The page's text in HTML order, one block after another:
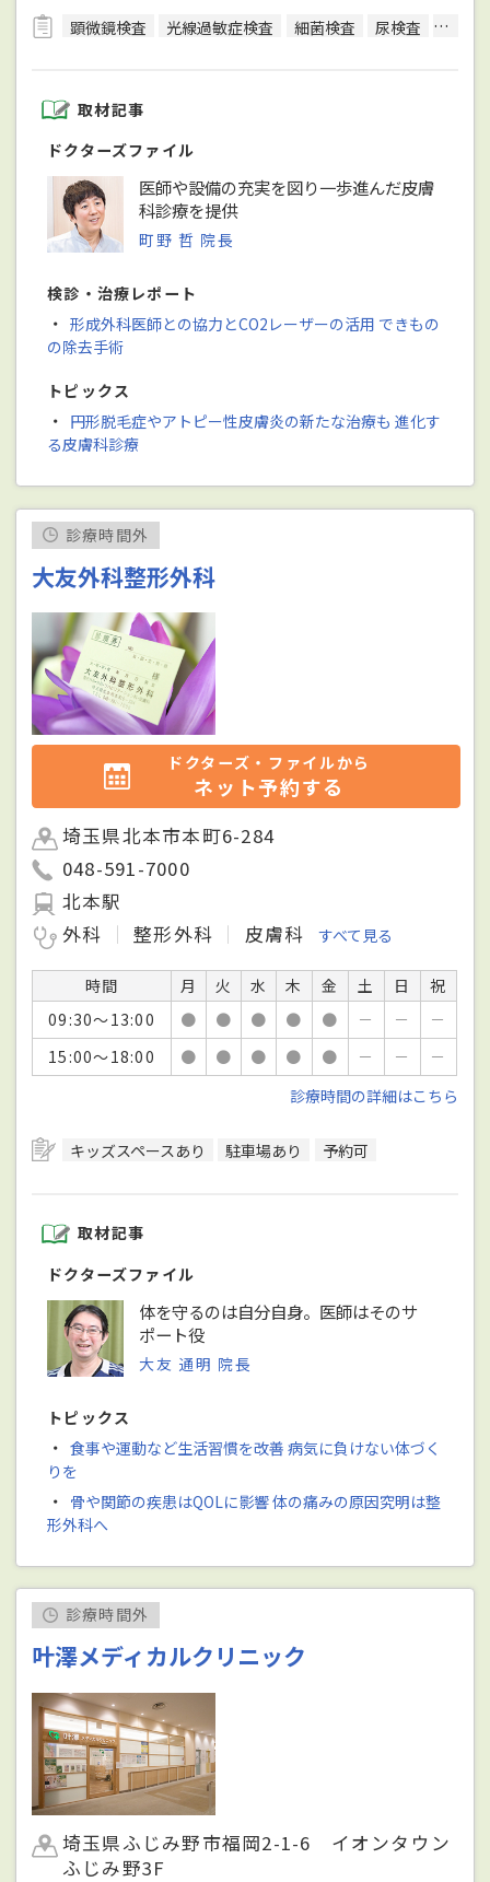
顕微鏡検査 光線過敏症検査 細菌検査 尿検査 皮内
取材記事
ドクターズファイル
医師や設備の充実を図り一歩進んだ皮膚
科診療を提供
町野 哲 院長
検診・治療レポート
・ 形成外科医師との協力とCO2レーザーの活用 できもの
の除去手術
トピックス
・ 円形脱毛症やアトピー性皮膚炎の新たな治療も 進化す
る皮膚科診療
診療時間外
大友外科整形外科
ドクターズ・ファイルから
ネット予約する
埼玉県北本市本町6-284
048-591-7000
北本駅
外科
整形外科 皮膚科 すべて見る
時間 月 火 水 木 金 土 日
祝
09:30～13:00
● ● ● ● ● － －
－
15:00～18:00
● ● ● ● ● － －
－
診療時間の詳細はこちら
キッズスペースあり 駐車場あり 予約可
取材記事
ドクターズファイル
体を守るのは自分自身。医師はそのサ
ポート役
大友 通明 院長
トピックス
・ 食事や運動など生活習慣を改善 病気に負けない体づく
りを
・ 骨や関節の疾患はQOLに影響 体の痛みの原因究明は整
形外科へ
診療時間外
叶澤メディカルクリニック
埼玉県ふじみ野市福岡2-1-6 イオンタウン
ふじみ野3F